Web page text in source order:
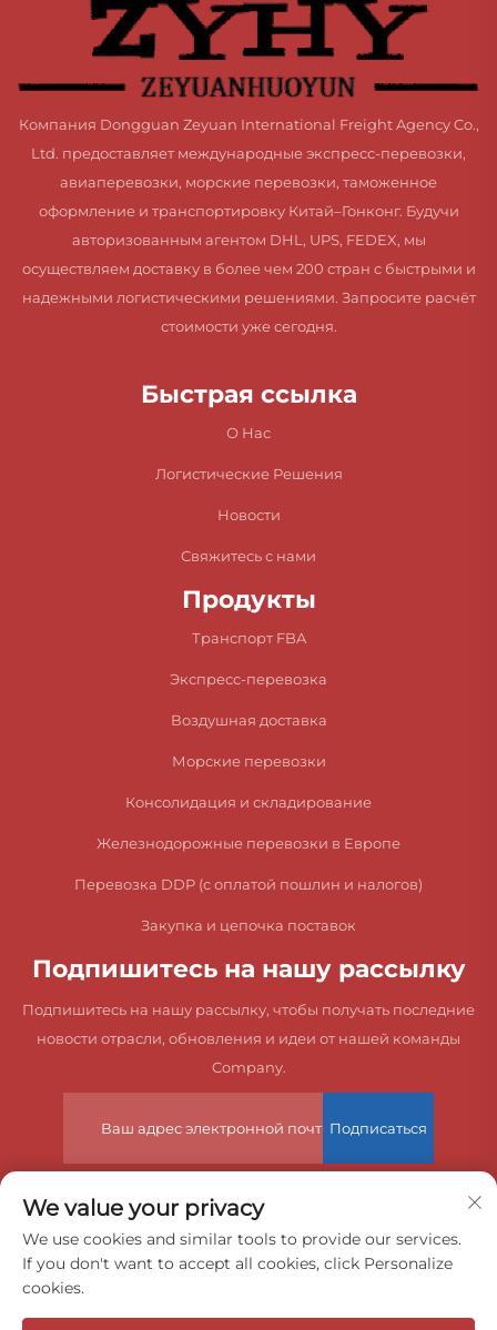
Компания Dongguan Zeyuan International Freight Agency Co.,
Ltd. предоставляет международные экспресс-перевозки,
авиаперевозки, морские перевозки, таможенное
оформление и транспортировку Китай–Гонконг. Будучи
авторизованным агентом DHL, UPS, FEDEX, мы
осуществляем доставку в более чем 200 стран с быстрыми и
надежными логистическими решениями. Запросите расчёт
стоимости уже сегодня.
Быстрая ссылка
О Нас
Логистические Решения
Новости
Свяжитесь с нами
Продукты
Транспорт FBA
Экспресс-перевозка
Воздушная доставка
Морские перевозки
Консолидация и складирование
Железнодорожные перевозки в Европе
Перевозка DDP (с оплатой пошлин и налогов)
Закупка и цепочка поставок
Подпишитесь на нашу рассылку
Подпишитесь на нашу рассылку, чтобы получать последние
новости отрасли, обновления и идеи от нашей команды
Company.
Подписаться
© 2025 China Dongguan Zeyuan International Freight Agency
Co., Ltd. Все права защищены.
We value your privacy
We use cookies and similar tools to provide our services.
If you don't want to accept all cookies, click Personalize
cookies.